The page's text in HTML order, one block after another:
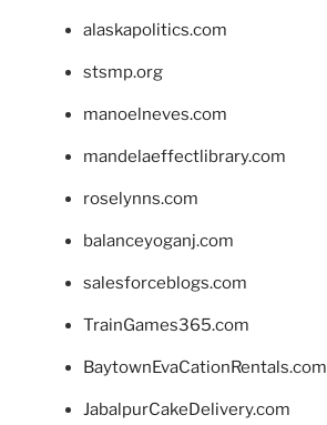
alaskapolitics.com
stsmp.org
manoelneves.com
mandelaeffectlibrary.com
roselynns.com
balanceyoganj.com
salesforceblogs.com
TrainGames365.com
BaytownEvaCationRentals.com
JabalpurCakeDelivery.com